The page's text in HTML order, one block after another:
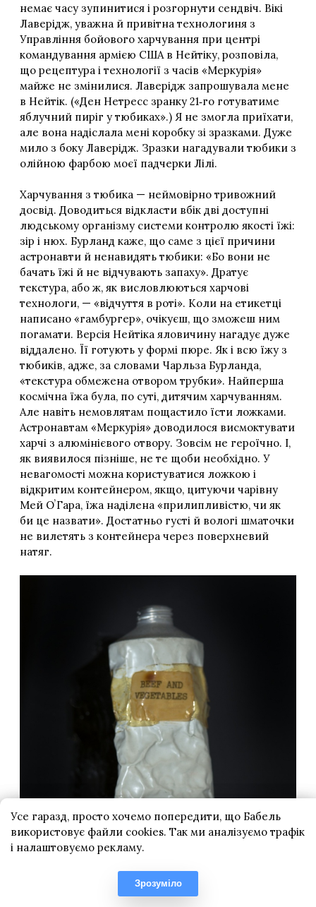
Усе гаразд, просто хочемо попередити, що Бабель
використовує файли cookies. Так ми аналізуємо трафік
і налаштовуємо рекламу.
Зрозуміло